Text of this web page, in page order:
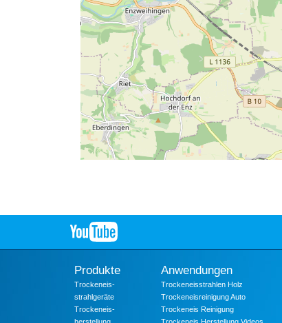
Produkte
Trockeneis-
strahlgeräte
Trockeneis-
Anwendungen
Trockeneisstrahlen Holz
Trockeneisreinigung Auto
Trockeneis Reinigung